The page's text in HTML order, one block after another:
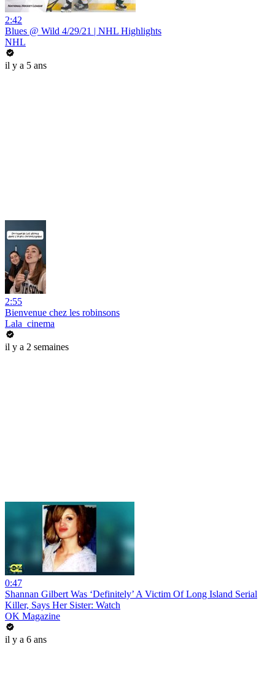
2:42
Blues @ Wild 4/29/21 | NHL Highlights
NHL
il y a 5 ans
2:55
Bienvenue chez les robinsons
Lala_cinema
il y a 2 semaines
0:47
Shannan Gilbert Was ‘Definitely’ A Victim Of Long Island Serial
Killer, Says Her Sister: Watch
OK Magazine
il y a 6 ans